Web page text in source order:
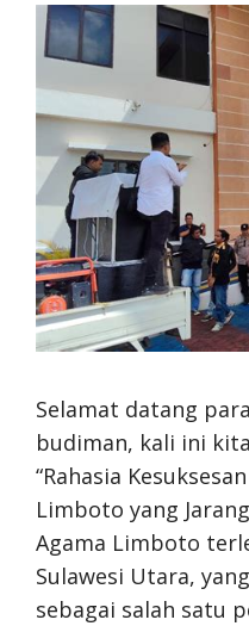
Selamat datang
budiman, kali ini
“Rahasia
Limboto yang
Agama Limboto
Sulawesi Utara,
sebagai salah satu